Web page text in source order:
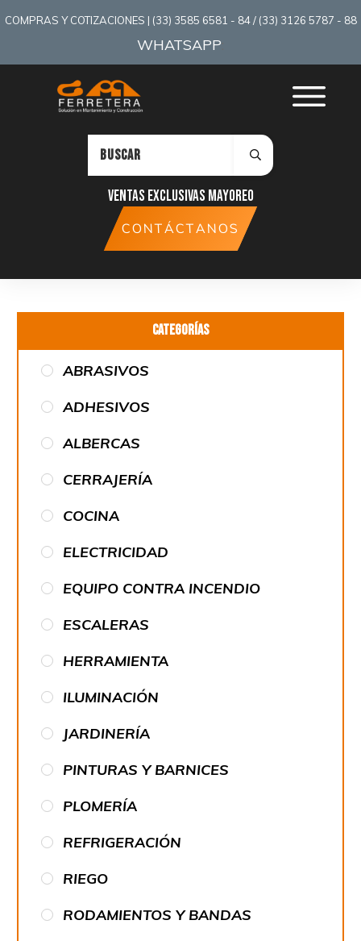
COMPRAS Y COTIZACIONES | (33) 3585 6581 - 84 / (33) 3126 5787 - 88
WHATSAPP
Ventas exclusivas mayoreo
CONTÁCTANOS
Categorías
ABRASIVOS
ADHESIVOS
ALBERCAS
CERRAJERÍA
COCINA
ELECTRICIDAD
EQUIPO CONTRA INCENDIO
ESCALERAS
HERRAMIENTA
ILUMINACIÓN
JARDINERÍA
PINTURAS Y BARNICES
PLOMERÍA
REFRIGERACIÓN
RIEGO
RODAMIENTOS Y BANDAS